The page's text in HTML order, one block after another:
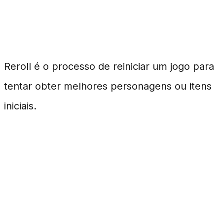
Reroll é o processo de reiniciar um jogo para
tentar obter melhores personagens ou itens
iniciais.